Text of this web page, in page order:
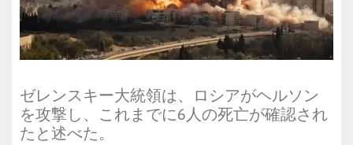
ゼレンスキー大統領は、ロシアがヘルソン
を攻撃し、これまでに6人の死亡が確認され
たと述べた。